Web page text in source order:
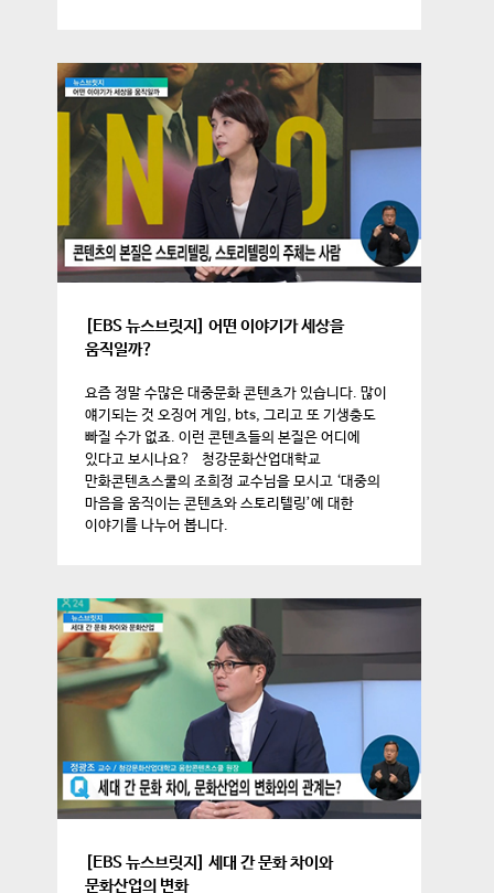
[EBS 뉴스브릿지] 어떤 이야기가 세상을
움직일까?
요즘 정말 수많은 대중문화 콘텐츠가 있습니다. 많이
얘기되는 것 오징어 게임, bts, 그리고 또 기생충도
빠질 수가 없죠. 이런 콘텐츠들의 본질은 어디에
있다고 보시나요? 청강문화산업대학교
만화콘텐츠스쿨의 조희정 교수님을 모시고 ‘대중의
마음을 움직이는 콘텐츠와 스토리텔링’에 대한
이야기를 나누어 봅니다.
[EBS 뉴스브릿지] 세대 간 문화 차이와
문화산업의 변화